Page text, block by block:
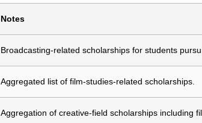
Notes
Broadcasting-related scholarships for students
Aggregated list of film-studies-related scholarships.
Aggregation of creative-field scholarships including